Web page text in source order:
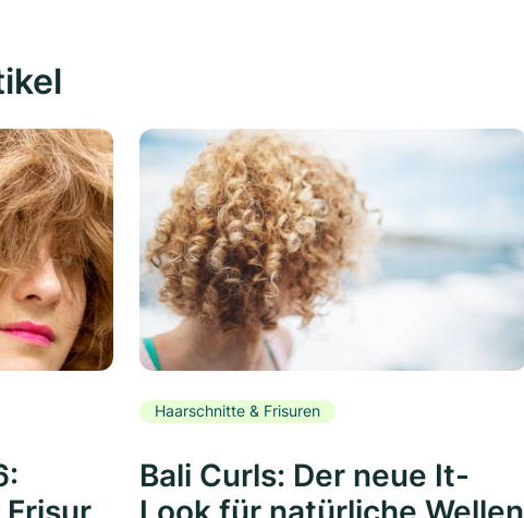
Haarschnitte & Frisuren
Bali Curls: Der neue It-